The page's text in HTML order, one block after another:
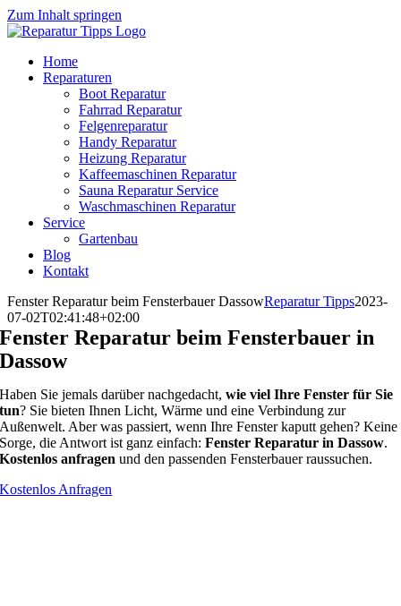
Zum Inhalt springen
Home
Reparaturen
Boot Reparatur
Fahrrad Reparatur
Felgenreparatur
Handy Reparatur
Heizung Reparatur
Kaffeemaschinen Reparatur
Sauna Reparatur Service
Waschmaschinen Reparatur
Service
Gartenbau
Blog
Kontakt
Fenster Reparatur beim Fensterbauer DassowReparatur Tipps2023-
07-02T02:41:48+02:00
Fenster Reparatur beim Fensterbauer in
Dassow
Haben Sie jemals darüber nachgedacht,wie viel Ihre Fenster für Sie
tun? Sie bieten Ihnen Licht, Wärme und eine Verbindung zur
Außenwelt. Aber was passiert, wenn Ihre Fenster kaputt gehen? Keine
Sorge, die Antwort ist ganz einfach: Fenster Reparatur in Dassow.
Kostenlos anfragen und den passenden Fensterbauer raussuchen.
Kostenlos Anfragen